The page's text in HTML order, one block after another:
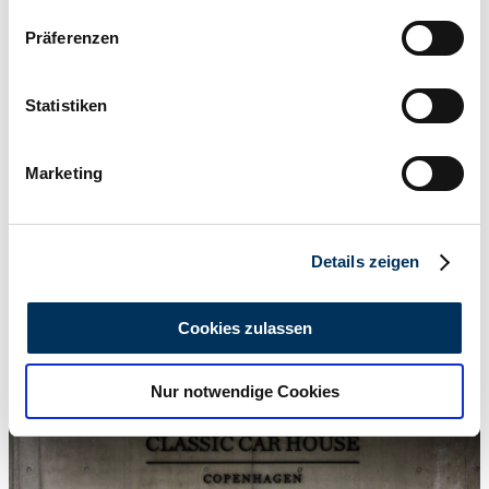
Informationen über Ihre geografische Lage
können
bestimmten Merkmalen (Fingerprinting) identifizieren
Erfahren Sie mehr darüber, wie Ihre persönlichen Daten
analysieren. Außerdem geben wir Informationen zu Ihrer
Verwendung unserer Website an unsere Partner für
soziale Medien, Werbung und Analysen weiter. Unsere
Partner führen diese Informationen möglicherweise mit
weiteren Daten zusammen, die Sie ihnen bereitgestellt
Präferenzen
Statistiken
Marketing
Details zeigen
Cookies zulassen
Nur notwendige Cookies